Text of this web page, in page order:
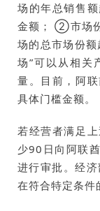
场的年总销售
金额； ②市场
场的总市场份
场”可以从相关
量。目前，阿
具体门槛金额。
若经营者满足
少90日向阿联
进行审批。经
在符合特定条件